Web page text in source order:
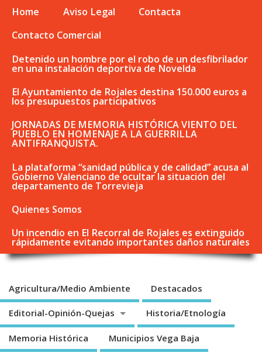
Home Aviso Legal
Contacta
Contacto Comercial
Detenido un hombre por el robo de un desfibrilador
en una instalación deportiva de Novelda
El Ayuntamiento de Rojales destina 150.000 euros a
los presupuestos participativos
JORNADAS DE MEMORIA HISTÓRICA VIENTO DEL
PUEBLO EN HOMENAJE A LA GUERRILLA
ANTIFRANQUISTA.
La plataforma “sanidad pública y de calidad” acusa al
Gobierno Valenciano de ocultar la situación del
departamento de Torrevieja
Quienes Somos
Un incendio en El Recorral de Rojales es extinguido
rápidamente evitando importantes daños naturales
Agricultura/Medio Ambiente Destacados
Editorial-Opinión-Quejas Historia/Etnología
Memoria Histórica Municipios Vega Baja